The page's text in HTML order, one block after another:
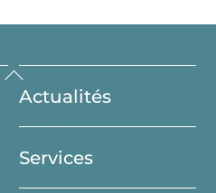
Back
To
Top
Actualités
Services